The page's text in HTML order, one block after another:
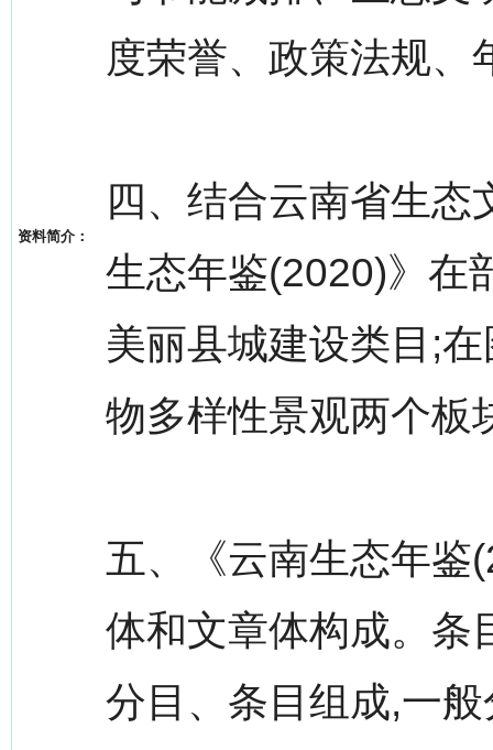
资料简介：
度荣誉、政策法规、
四、结合云南省生
生态年鉴(2020)》在
美丽县城建设类目;
物多样性景观两个板
五、《云南生态年鉴
体和文章体构成。条
分目、条目组成,一